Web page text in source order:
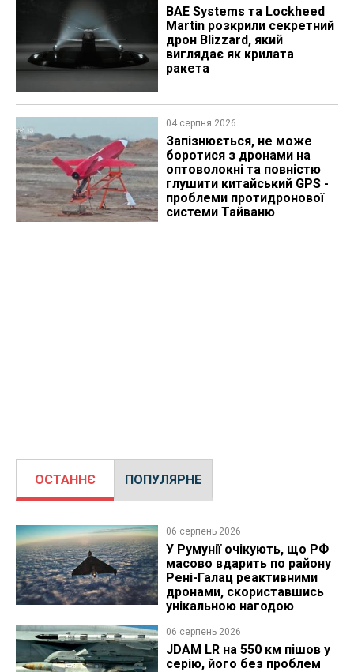
BAE Systems та Lockheed
Martin розкрили секретний
дрон Blizzard, який
виглядає як крилата
ракета
04 серпня 2026
Запізнюється, не може
боротися з дронами на
оптоволокні та повністю
глушити китайський GPS -
проблеми протидронової
системи Тайваню
ОСТАННЄ ПОПУЛЯРНЕ
06 серпень 2026
У Румунії очікують, що РФ
масово вдарить по району
Рені-Галац реактивними
дронами, скориставшись
унікальною нагодою
06 серпень 2026
JDAM LR на 550 км пішов у
серію, його без проблем